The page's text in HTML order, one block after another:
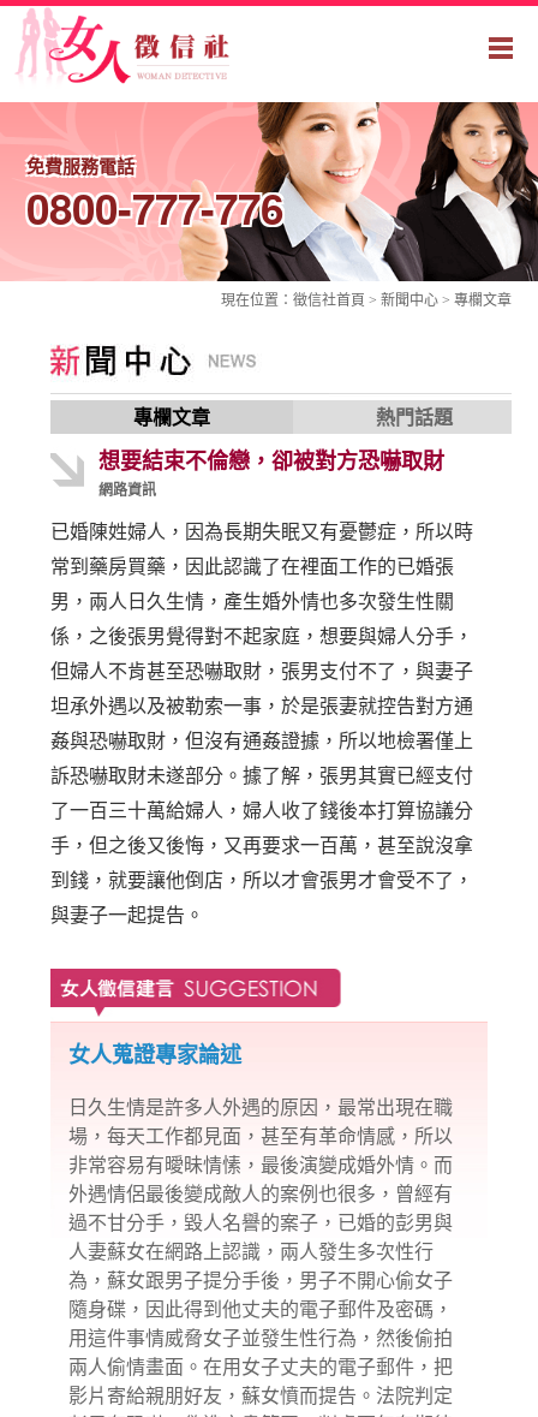
免費服務電話
0800-777-776
現在位置： 徵信社首頁 > 新聞中心 > 專欄文章
專欄文章 熱門話題
想要結束不倫戀，卻被對方恐嚇取財
網路資訊
已婚陳姓婦人，因為長期失眠又有憂鬱症，所以時
常到藥房買藥，因此認識了在裡面工作的已婚張
男，兩人日久生情，產生婚外情也多次發生性關
係，之後張男覺得對不起家庭，想要與婦人分手，
但婦人不肯甚至恐嚇取財，張男支付不了，與妻子
坦承外遇以及被勒索一事，於是張妻就控告對方通
姦與恐嚇取財，但沒有通姦證據，所以地檢署僅上
訴恐嚇取財未遂部分。據了解，張男其實已經支付
了一百三十萬給婦人，婦人收了錢後本打算協議分
手，但之後又後悔，又再要求一百萬，甚至說沒拿
到錢，就要讓他倒店，所以才會張男才會受不了，
與妻子一起提告。
女人蒐證專家論述
日久生情是許多人外遇的原因，最常出現在職
場，每天工作都見面，甚至有革命情感，所以
非常容易有曖昧情愫，最後演變成婚外情。而
外遇情侶最後變成敵人的案例也很多，曾經有
過不甘分手，毀人名譽的案子，已婚的彭男與
人妻蘇女在網路上認識，兩人發生多次性行
為，蘇女跟男子提分手後，男子不開心偷女子
隨身碟，因此得到他丈夫的電子郵件及密碼，
用這件事情威脅女子並發生性行為，然後偷拍
兩人偷情畫面。在用女子丈夫的電子郵件，把
影片寄給親朋好友，蘇女憤而提告。法院判定